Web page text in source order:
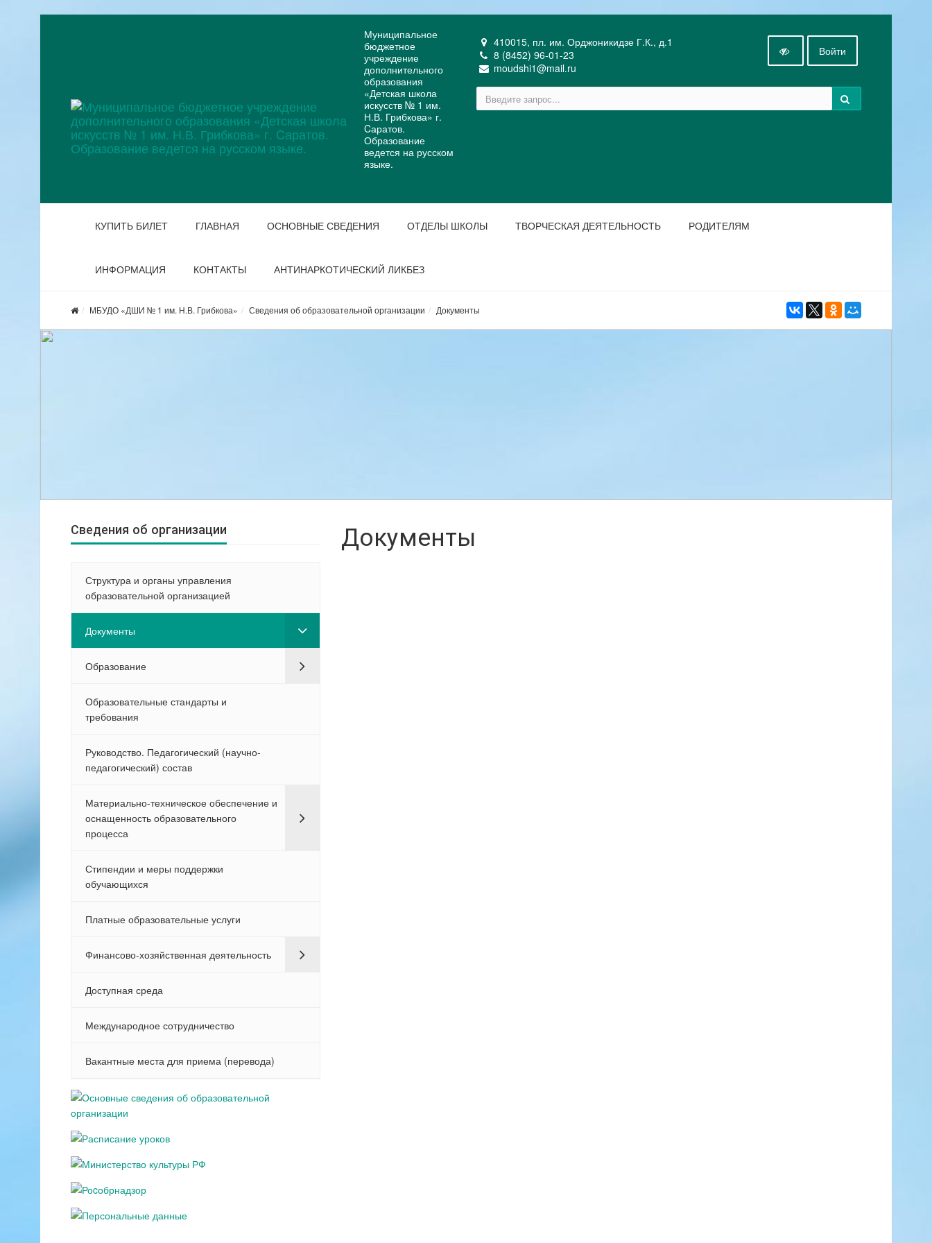
Муниципальное
бюджетное
учреждение
дополнительного
образования
«Детская школа
искусств № 1 им.
Н.В. Грибкова» г.
Cаратов.
Образование
ведется на русском
языке.
410015, пл. им. Орджоникидзе Г.К., д.1
8 (8452) 96-01-23
moudshi1@mail.ru
Войти
КУПИТЬ БИЛЕТ ГЛАВНАЯ ОСНОВНЫЕ СВЕДЕНИЯ ОТДЕЛЫ ШКОЛЫ ТВОРЧЕСКАЯ ДЕЯТЕЛЬНОСТЬ РОДИТЕЛЯМ
ИНФОРМАЦИЯ КОНТАКТЫ АНТИНАРКОТИЧЕСКИЙ ЛИКБЕЗ
МБУДО «ДШИ № 1 им. Н.В. Грибкова» Сведения об образовательной организации Документы
Сведения об организации
Структура и органы управления
образовательной организацией
Документы
Образование
Образовательные стандарты и
требования
Руководство. Педагогический (научно-
педагогический) состав
Материально-техническое обеспечение и
оснащенность образовательного
процесса
Стипендии и меры поддержки
обучающихся
Платные образовательные услуги
Финансово-хозяйственная деятельность
Доступная среда
Международное сотрудничество
Вакантные места для приема (перевода)
Документы